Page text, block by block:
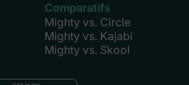
Comparatifs
Mighty vs. Circle
Mighty vs. Kajabi
Mighty vs. Skool